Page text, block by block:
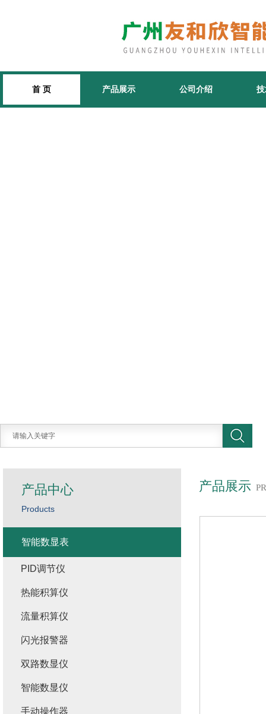
首 页 产品展示 公司介绍
产品展示
产品中心
Products
智能数显表
PID调节仪
热能积算仪
流量积算仪
闪光报警器
双路数显仪
智能数显仪
手动操作器